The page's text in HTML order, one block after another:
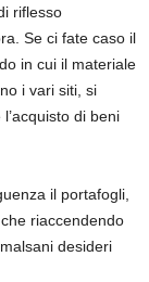
riflesso
Se ci fate caso il
in cui il materiale
i vari siti, si
di beni
il portafogli,
riaccendendo
desideri